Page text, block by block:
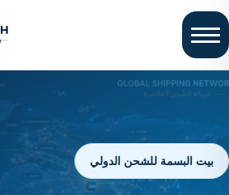
بيت البسمة للشحن الدولي